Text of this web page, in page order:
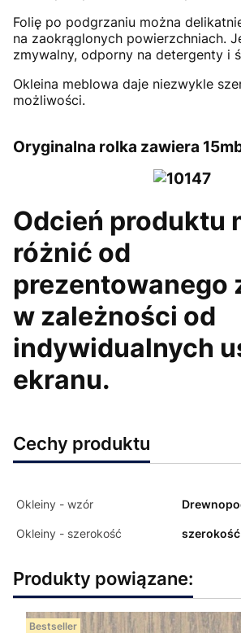
Folię po podgrzaniu można
na zaokrąglonych powierzchniach.
zmywalny, odporny na detergenty i
Okleina meblowa daje niezwykle
możliwości.
Oryginalna rolka zawiera
Odcień produktu
różnić od
prezentowanego
w zależności od
indywidualnych
ekranu.
Cechy produktu
Okleiny - wzór
Okleiny - szerokość
Produkty powiązane:
Bestseller